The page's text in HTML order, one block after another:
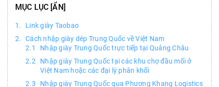
MỤC LỤC
Link giày Taobao
Cách nhập giày dép Trung Quốc về Việt Nam
Nhập giày Trung Quốc trực tiếp tại Quảng Châu
Nhập giày Trung Quốc tại các khu chợ đầu mối ở
Việt Nam hoặc các đại lý phân khối
Nhập giày Trung Quốc qua Phương Khang Logistics